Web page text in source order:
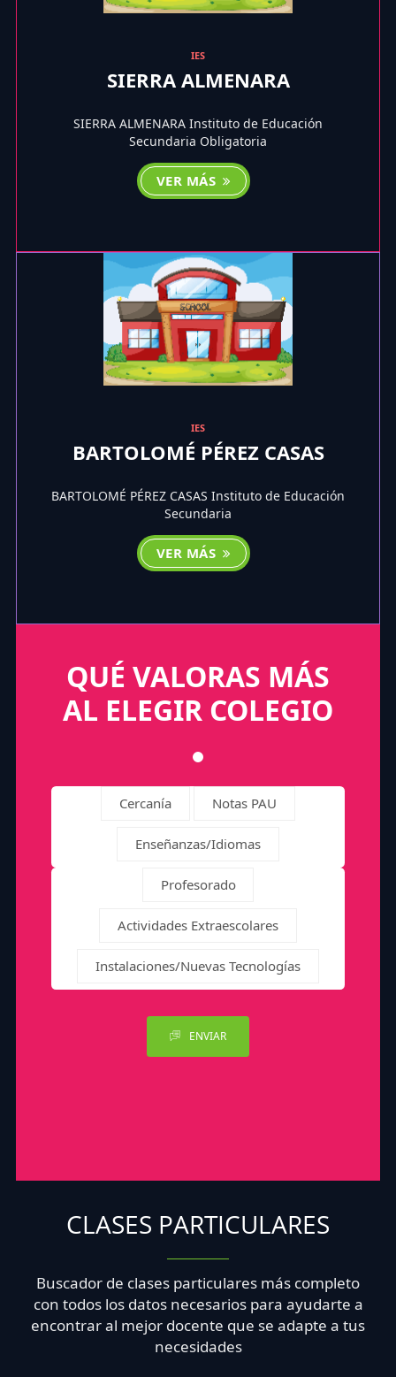
IES
SIERRA ALMENARA
SIERRA ALMENARA Instituto de Educación
Secundaria Obligatoria
VER MÁS
IES
BARTOLOMÉ PÉREZ CASAS
BARTOLOMÉ PÉREZ CASAS Instituto de Educación
Secundaria
VER MÁS
QUÉ VALORAS MÁS
AL ELEGIR COLEGIO
Cercanía Notas PAU
Enseñanzas/Idiomas
Profesorado
Actividades Extraescolares
Instalaciones/Nuevas Tecnologías
ENVIAR
CLASES PARTICULARES
Buscador de clases particulares más completo
con todos los datos necesarios para ayudarte a
encontrar al mejor docente que se adapte a tus
necesidades